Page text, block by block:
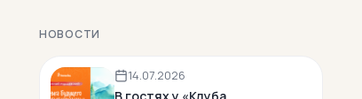
НОВОСТИ
14.07.2026